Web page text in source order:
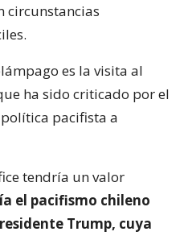
circunstancias
es la visita al
ha sido criticado por el
pacifista a
tendría un valor
el pacifismo chileno
Trump, cuya